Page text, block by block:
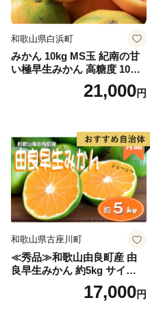
和歌山県白浜町
みかん 10kg MS玉 紀南の甘
い極早生みかん 高糖度 10月
以降発送 マルチ被覆栽培
21,000円
和歌山県古座川町
≪秀品≫和歌山由良町産 由
良早生みかん 約5kg サイズお
まかせ【sml106C】17,000円